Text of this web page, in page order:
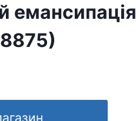
емансипація